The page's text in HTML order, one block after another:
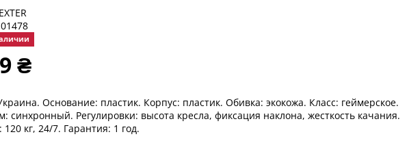
01478
₴
Основание: пластик. Корпус: пластик. Обивка: экокожа. Класс: геймерское.
синхронный. Регулировки: высота кресла, фиксация наклона, жесткость качания.
120 кг, 24/7. Гарантия: 1 год.